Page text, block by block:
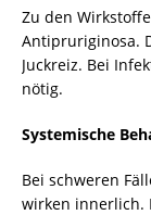
Zu den
Antipruriginosa.
Juckreiz. Bei
nötig.
Systemische
Bei schweren
wirken innerlich.